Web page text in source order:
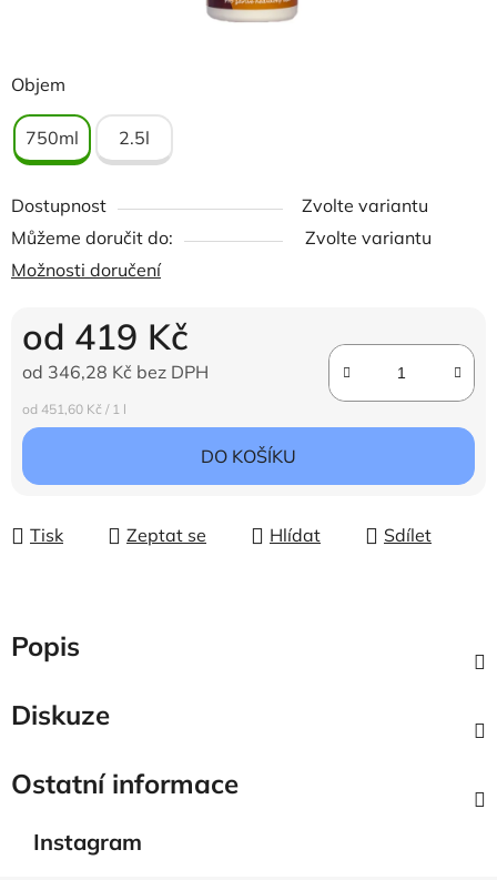
Objem
750ml 2.5l
Dostupnost
Zvolte variantu
Můžeme doručit do:
Zvolte variantu
Možnosti doručení
od 419 Kč
od 346,28 Kč bez DPH
Měrná cena:
od 451,60 Kč / 1 l
DO KOŠÍKU
Tisk Zeptat se Hlídat Sdílet
Popis
Diskuze
Ostatní informace
Instagram